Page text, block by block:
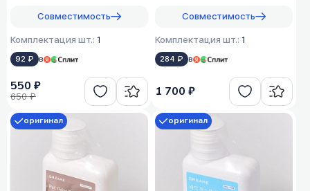
Совместимость
Комплектация шт.: 1
92 ₽ в
550 ₽
650 ₽
Совместимость
Комплектация шт.: 1
284 ₽ в
1 700 ₽
оригинал оригинал